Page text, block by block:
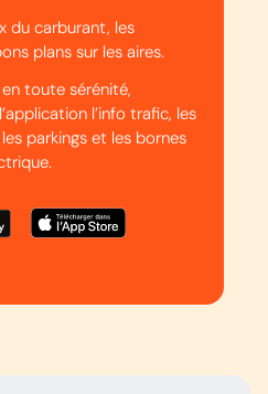
du carburant, les
plans sur les aires.
toute sérénité,
l’info trafic, les
parkings et les bornes